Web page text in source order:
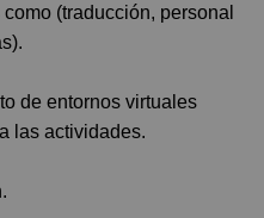
(traducción, personal
de entornos virtuales
las actividades.